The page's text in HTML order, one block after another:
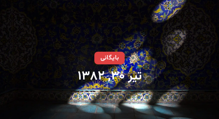
بایگانی
تیر ۳۰, ۱۳۸۲